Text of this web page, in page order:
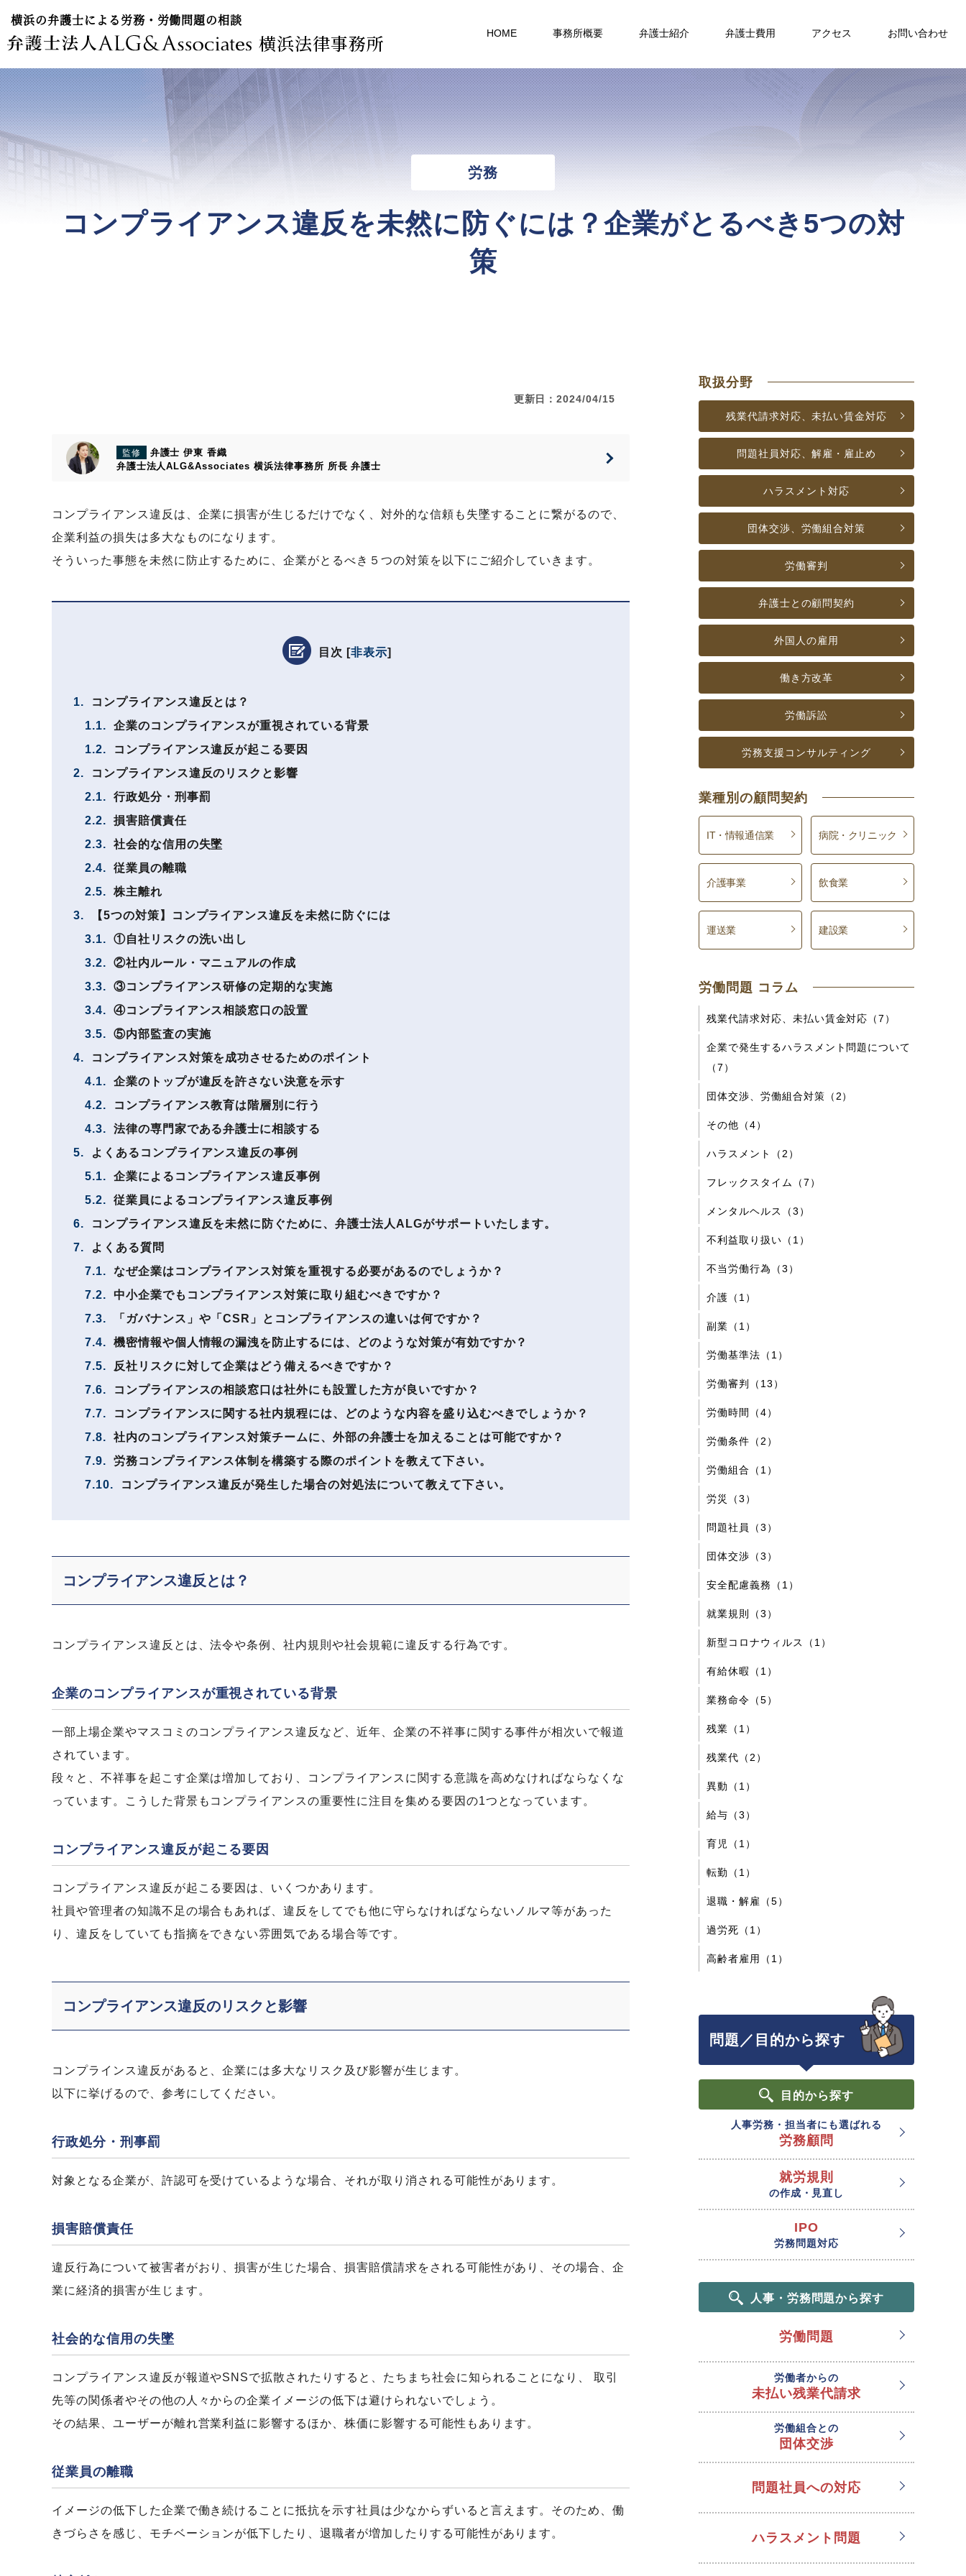
横浜の弁護士による労務・労働問題の相談
横浜法律事務所 HOME 事務所概要 弁護士紹介 弁護士費用 アクセス お問い合わせ
労務
コンプライアンス違反を未然に防ぐには？企業がとるべき5つの対
策
更新日：2024/04/15
監修
弁護士 伊東 香織
弁護士法人ALG&Associates 横浜法律事務所 所長 弁護士
コンプライアンス違反は、企業に損害が生じるだけでなく、対外的な信頼も失墜することに繋がるので、
企業利益の損失は多大なものになります。
そういった事態を未然に防止するために、企業がとるべき５つの対策を以下にご紹介していきます。
目次 [非表示]
1.
コンプライアンス違反とは？
1.1.
企業のコンプライアンスが重視されている背景
1.2.
コンプライアンス違反が起こる要因
2.
コンプライアンス違反のリスクと影響
2.1.
行政処分・刑事罰
2.2.
損害賠償責任
2.3.
社会的な信用の失墜
2.4.
従業員の離職
2.5.
株主離れ
3.
【5つの対策】コンプライアンス違反を未然に防ぐには
3.1.
①自社リスクの洗い出し
3.2.
②社内ルール・マニュアルの作成
3.3.
③コンプライアンス研修の定期的な実施
3.4.
④コンプライアンス相談窓口の設置
3.5.
⑤内部監査の実施
4.
コンプライアンス対策を成功させるためのポイント
4.1.
企業のトップが違反を許さない決意を示す
4.2.
コンプライアンス教育は階層別に行う
4.3.
法律の専門家である弁護士に相談する
5.
よくあるコンプライアンス違反の事例
5.1.
企業によるコンプライアンス違反事例
5.2.
従業員によるコンプライアンス違反事例
6.
コンプライアンス違反を未然に防ぐために、弁護士法人ALGがサポートいたします。
7.
よくある質問
7.1.
なぜ企業はコンプライアンス対策を重視する必要があるのでしょうか？
7.2.
中小企業でもコンプライアンス対策に取り組むべきですか？
7.3.
「ガバナンス」や「CSR」とコンプライアンスの違いは何ですか？
7.4.
機密情報や個人情報の漏洩を防止するには、どのような対策が有効ですか？
7.5.
反社リスクに対して企業はどう備えるべきですか？
7.6.
コンプライアンスの相談窓口は社外にも設置した方が良いですか？
7.7.
コンプライアンスに関する社内規程には、どのような内容を盛り込むべきでしょうか？
7.8.
社内のコンプライアンス対策チームに、外部の弁護士を加えることは可能ですか？
7.9.
労務コンプライアンス体制を構築する際のポイントを教えて下さい。
7.10.
コンプライアンス違反が発生した場合の対処法について教えて下さい。
コンプライアンス違反とは？
コンプライアンス違反とは、法令や条例、社内規則や社会規範に違反する行為です。
企業のコンプライアンスが重視されている背景
一部上場企業やマスコミのコンプライアンス違反など、近年、企業の不祥事に関する事件が相次いで報道
されています。
段々と、不祥事を起こす企業は増加しており、コンプライアンスに関する意識を高めなければならなくな
っています。こうした背景もコンプライアンスの重要性に注目を集める要因の1つとなっています。
コンプライアンス違反が起こる要因
コンプライアンス違反が起こる要因は、いくつかあります。
社員や管理者の知識不足の場合もあれば、違反をしてでも他に守らなければならないノルマ等があった
り、違反をしていても指摘をできない雰囲気である場合等です。
コンプライアンス違反のリスクと影響
コンプラインス違反があると、企業には多大なリスク及び影響が生じます。
以下に挙げるので、参考にしてください。
行政処分・刑事罰
対象となる企業が、許認可を受けているような場合、それが取り消される可能性があります。
損害賠償責任
違反行為について被害者がおり、損害が生じた場合、損害賠償請求をされる可能性があり、その場合、企
業に経済的損害が生じます。
社会的な信用の失墜
コンプライアンス違反が報道やSNSで拡散されたりすると、たちまち社会に知られることになり、 取引
先等の関係者やその他の人々からの企業イメージの低下は避けられないでしょう。
その結果、ユーザーが離れ営業利益に影響するほか、株価に影響する可能性もあります。
従業員の離職
イメージの低下した企業で働き続けることに抵抗を示す社員は少なからずいると言えます。そのため、働
きづらさを感じ、モチベーションが低下したり、退職者が増加したりする可能性があります。
取扱分野
残業代請求対応、未払い賃金対応
問題社員対応、解雇・雇止め
ハラスメント対応
団体交渉、 労働組合対策
労働審判
弁護士との顧問契約
外国人の雇用
働き方改革
労働訴訟
労務支援コンサルティング
業種別の顧問契約
IT・情報通信業 病院・クリニック
介護事業 飲食業
運送業 建設業
労働問題 コラム
残業代請求対応、未払い賃金対応（7）
企業で発生するハラスメント問題について
（7）
団体交渉、労働組合対策（2）
その他（4）
ハラスメント（2）
フレックスタイム（7）
メンタルヘルス（3）
不利益取り扱い（1）
不当労働行為（3）
介護（1）
副業（1）
労働基準法（1）
労働審判（13）
労働時間（4）
労働条件（2）
労働組合（1）
労災（3）
問題社員（3）
団体交渉（3）
安全配慮義務（1）
就業規則（3）
新型コロナウィルス（1）
有給休暇（1）
業務命令（5）
残業（1）
残業代（2）
異動（1）
給与（3）
育児（1）
転勤（1）
退職・解雇（5）
過労死（1）
高齢者雇用（1）
問題／目的から探す
目的から探す
人事労務・担当者にも選ばれる
労務顧問
就労規則
の作成・見直し
IPO
労務問題対応
人事・労務問題から探す
労働問題
労働者からの
未払い残業代請求
労働組合との
団体交渉
問題社員への対応
ハラスメント問題